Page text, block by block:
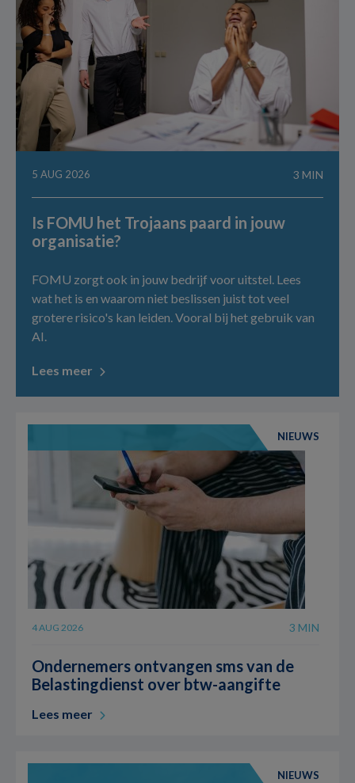
5 AUG 2026 3 MIN
Is FOMU het Trojaans paard in jouw
organisatie?
FOMU zorgt ook in jouw bedrijf voor uitstel. Lees
wat het is en waarom niet beslissen juist tot veel
grotere risico's kan leiden. Vooral bij het gebruik van
AI.
Lees meer
NIEUWS
4 AUG 2026 3 MIN
Ondernemers ontvangen sms van de
Belastingdienst over btw-aangifte
Lees meer
NIEUWS